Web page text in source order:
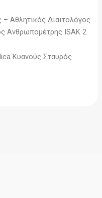
Αθλητικός Διαιτολόγος
Ανθρωπομέτρης ISAK 2
Κυανούς Σταυρός